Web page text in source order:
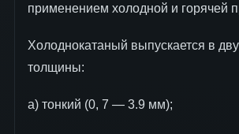
применением холодной и горячей
Холоднокатаный выпускается в
толщины:
а) тонкий (0, 7 — 3.9 мм);